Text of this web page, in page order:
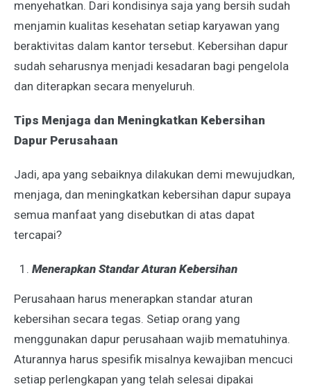
menyehatkan. Dari kondisinya saja yang bersih sudah
menjamin kualitas kesehatan setiap karyawan yang
beraktivitas dalam kantor tersebut. Kebersihan dapur
sudah seharusnya menjadi kesadaran bagi pengelola
dan diterapkan secara menyeluruh.
Tips Menjaga dan Meningkatkan Kebersihan
Dapur Perusahaan
Jadi, apa yang sebaiknya dilakukan demi mewujudkan,
menjaga, dan meningkatkan kebersihan dapur supaya
semua manfaat yang disebutkan di atas dapat
tercapai?
Menerapkan Standar Aturan Kebersihan
Perusahaan harus menerapkan standar aturan
kebersihan secara tegas. Setiap orang yang
menggunakan dapur perusahaan wajib mematuhinya.
Aturannya harus spesifik misalnya kewajiban mencuci
setiap perlengkapan yang telah selesai dipakai